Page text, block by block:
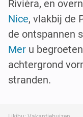
Rivièra, en
Nice, vlakbij de
de ontspannen
Mer u
achtergrond
stranden.